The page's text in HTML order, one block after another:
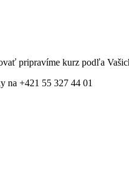
pripravíme kurz podľa
na +421 55 327 44 01